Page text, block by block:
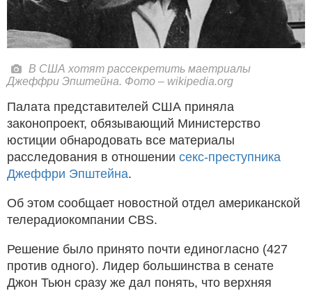
В США хотят рассекретить маетриалы
Джеффри Эпштейна. Фото – wikipedia.org
Палата представителей США приняла
законопроект, обязывающий Министерство
юстиции обнародовать все материалы
расследования в отношении секс-преступника
Джеффри Эпштейна.
Об этом сообщает новостной отдел американской
телерадиокомпании CBS.
Решение было принято почти единогласно (427
против одного). Лидер большинства в сенате
Джон Тьюн сразу же дал понять, что верхняя